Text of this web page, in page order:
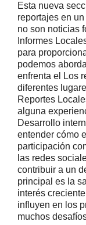
Esta nueva
reportajes en
no son noticias
Informes
para
podemos
enfrenta el Los
diferentes
Reportes
alguna
Desarrollo
entender cómo
participación
las redes
contribuir a un
principal es la
interés
influyen en los
muchos